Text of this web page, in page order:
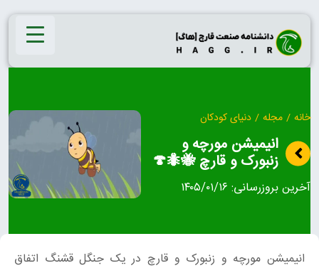
Skip
content
خانه / مجله / دنیای کودکان
انیمیشن مورچه و
زنبورک و قارچ 🐝🐜🍄
آخرین بروزرسانی: ۱۴۰۵/۰۱/۱۶
انیمیشن مورچه و زنبورک و قارچ در یک جنگل قشنگ اتفاق